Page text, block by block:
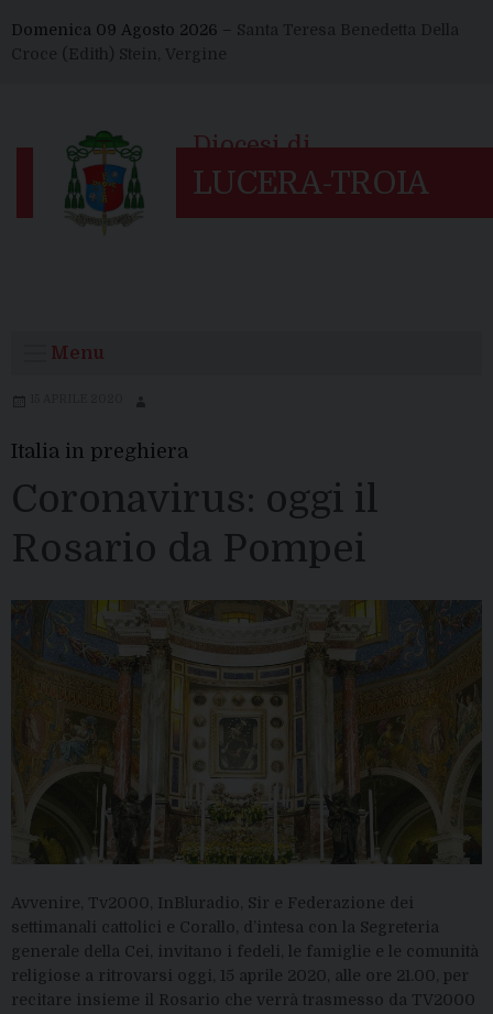
to
content
Domenica 09 Agosto 2026 – Santa Teresa Benedetta Della
Croce (Edith) Stein, Vergine
Menu
Italia in preghiera
Coronavirus: oggi il
Rosario da Pompei
Avvenire, Tv2000, InBluradio, Sir e Federazione dei
settimanali cattolici e Corallo, d’intesa con la Segreteria
generale della Cei, invitano i fedeli, le famiglie e le comunità
religiose a ritrovarsi oggi, 15 aprile 2020, alle ore 21.00, per
recitare insieme il Rosario che verrà trasmesso da TV2000